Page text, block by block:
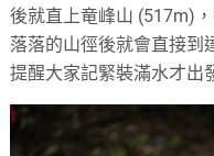
後就直上竜峰山 (517m)
落落的山徑後就會直接到
提醒大家記緊裝滿水才出